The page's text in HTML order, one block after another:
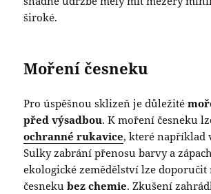
široké.
Moření česneku
Pro úspěšnou sklizeň je důležité
před výsadbou. K moření česneku
ochranné rukavice, které například
Sulky zabrání přenosu barvy a
ekologické zemědělství lze
česnekubez chemie. Zkušení